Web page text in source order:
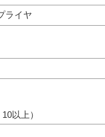
ライヤ
以上）